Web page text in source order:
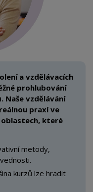
a vzdělávacích
prohlubování
Naše vzdělávání
reálnou praxí ve
oblastech, které
metody,
kurzů lze hradit